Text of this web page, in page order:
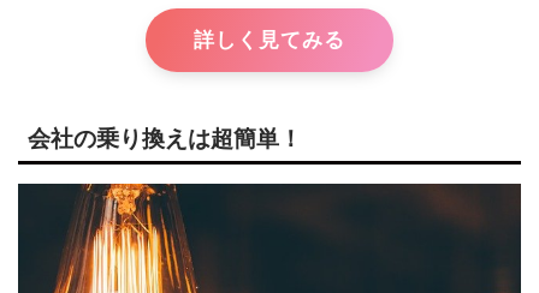
詳しく見てみる
会社の乗り換えは超簡単！